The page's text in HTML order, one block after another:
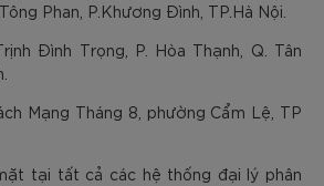
Phan, P.Khương Đình, TP.Hà Nội.
Đình Trọng, P. Hòa Thạnh, Q. Tân
Mạng Tháng 8, phường Cẩm Lệ, TP
tại tất cả các hệ thống đại lý phân